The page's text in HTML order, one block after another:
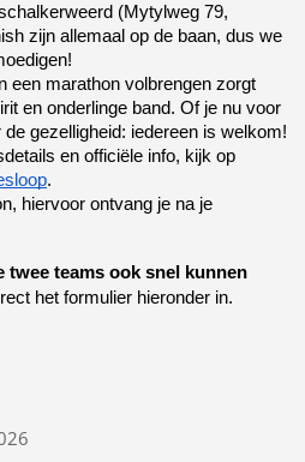
(Mytylweg 79,
zijn allemaal op de baan, dus we
een marathon volbrengen zorgt
en onderlinge band. Of je nu voor
gezelligheid: iedereen is welkom!
en officiële info, kijk op
.
hiervoor ontvang je na je
twee teams ook snel kunnen
het formulier hieronder in.